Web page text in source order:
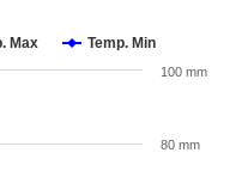
Max Temp. Min
80 mm
100 mm